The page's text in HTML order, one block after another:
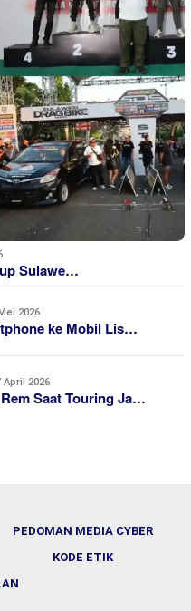
Sulawe…
2026
ke Mobil Lis…
April 2026
Saat Touring Ja…
PEDOMAN MEDIA CYBER
KODE ETIK